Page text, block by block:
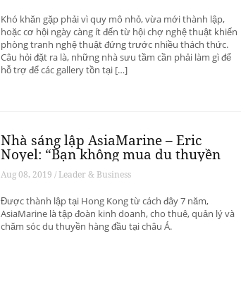
Khó khăn gặp phải vì quy mô nhỏ, vừa mới thành lập,
hoặc cơ hội ngày càng ít đến từ hội chợ nghệ thuật khiến
phòng tranh nghệ thuật đứng trước nhiều thách thức.
Câu hỏi đặt ra là, những nhà sưu tầm cần phải làm gì để
hỗ trợ để các gallery tồn tại […]
Nhà sáng lập AsiaMarine – Eric
Noyel: “Bạn không mua du thuyền
để đầu tư sinh lời”
Aug 08, 2019 / Leader & Business
Được thành lập tại Hong Kong từ cách đây 7 năm,
AsiaMarine là tập đoàn kinh doanh, cho thuê, quản lý và
chăm sóc du thuyền hàng đầu tại châu Á.